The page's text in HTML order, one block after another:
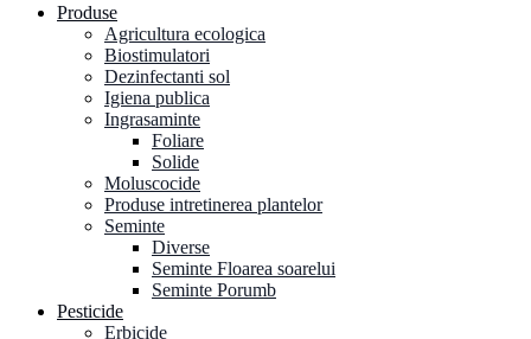
Produse
Agricultura ecologica
Biostimulatori
Dezinfectanti sol
Igiena publica
Ingrasaminte
Foliare
Solide
Moluscocide
Produse intretinerea plantelor
Seminte
Diverse
Seminte Floarea soarelui
Seminte Porumb
Pesticide
Erbicide